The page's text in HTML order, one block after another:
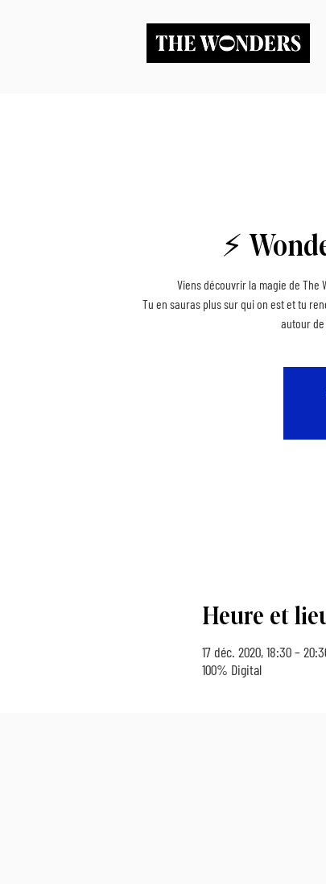
⚡️
Viens découvrir la magie de The
Tu en sauras plus sur qui on est et tu
autour
Heure et
17 déc. 2020, 18:30 –
100% Digital